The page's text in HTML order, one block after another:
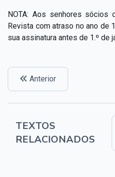
NOTA: Aos senhores sócios
Revista com atraso no ano de
sua assinatura antes de 1.º de
Anterior
TEXTOS
RELACIONADOS